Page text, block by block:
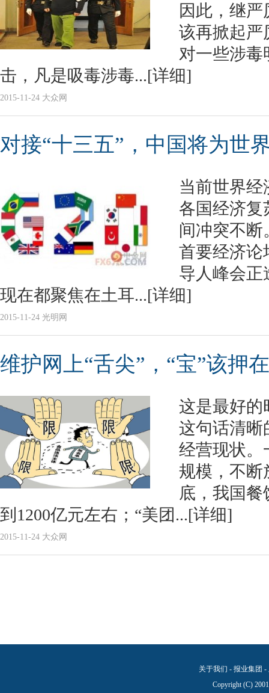
因此，继
该再掀起严
对一些涉
击，凡是吸毒涉毒...[详细]
2015-11-24 大众网
对接“十三五”，中国将为世
当前世界
各国经济复
间冲突不
首要经济论
导人峰会正
现在都聚焦在土耳...[详细]
2015-11-24 光明网
维护网上“舌尖”，“宝”该押
这是最好的
这句话清晰
经营现状。
规模，不断
底，我国餐
到1200亿元左右；“美团...[详细]
2015-11-24 大众网
关于我们 - 报业集团 -
Copyright (C)